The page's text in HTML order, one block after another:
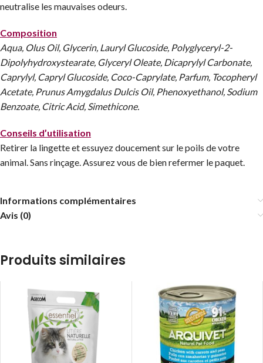
neutralise les mauvaises odeurs.
Composition
Aqua, Olus Oil, Glycerin, Lauryl Glucoside, Polyglyceryl-2-
Dipolyhydroxystearate, Glyceryl Oleate, Dicaprylyl Carbonate,
Caprylyl, Capryl Glucoside, Coco-Caprylate, Parfum, Tocopheryl
Acetate, Prunus Amygdalus Dulcis Oil, Phenoxyethanol, Sodium
Benzoate, Citric Acid, Simethicone.
Conseils d’utilisation
Retirer la lingette et essuyez doucement sur le poils de votre
animal. Sans rinçage. Assurez vous de bien refermer le paquet.
Informations complémentaires
Avis (0)
Produits similaires